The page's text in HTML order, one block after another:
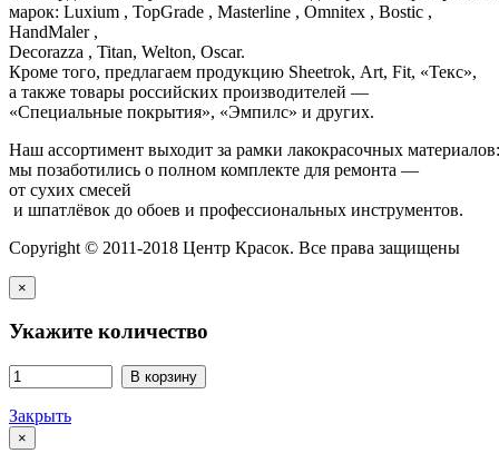
марок: Luxium , TopGrade , Masterline , Omnitex , Bostic ,
HandMaler ,
Decorazza , Titan, Welton, Oscar.
Кроме того, предлагаем продукцию Sheetrok, Art, Fit, «Текс»,
а также товары российских производителей —
«Специальные покрытия», «Эмпилс» и других.
Наш ассортимент выходит за рамки лакокрасочных
мы позаботились о полном комплекте для ремонта —
от сухих смесей
и шпатлёвок до обоев и профессиональных инструментов.
Copyright © 2011-2018 Центр Красок. Все права защищены
×
Укажите количество
В корзину
Закрыть
×